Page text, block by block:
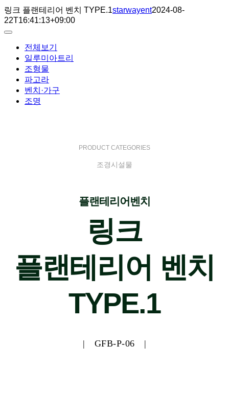
링크 플랜테리어 벤치 TYPE.1starwayent2024-08-
22T16:41:13+09:00
Toggle
Navigation전체보기
일루미아트리
조형물
파고라
벤치·가구
조명
PRODUCT CATEGORIES
조경시설물
플랜테리어벤치
링크
플랜테리어 벤치
TYPE.1
| GFB-P-06 |